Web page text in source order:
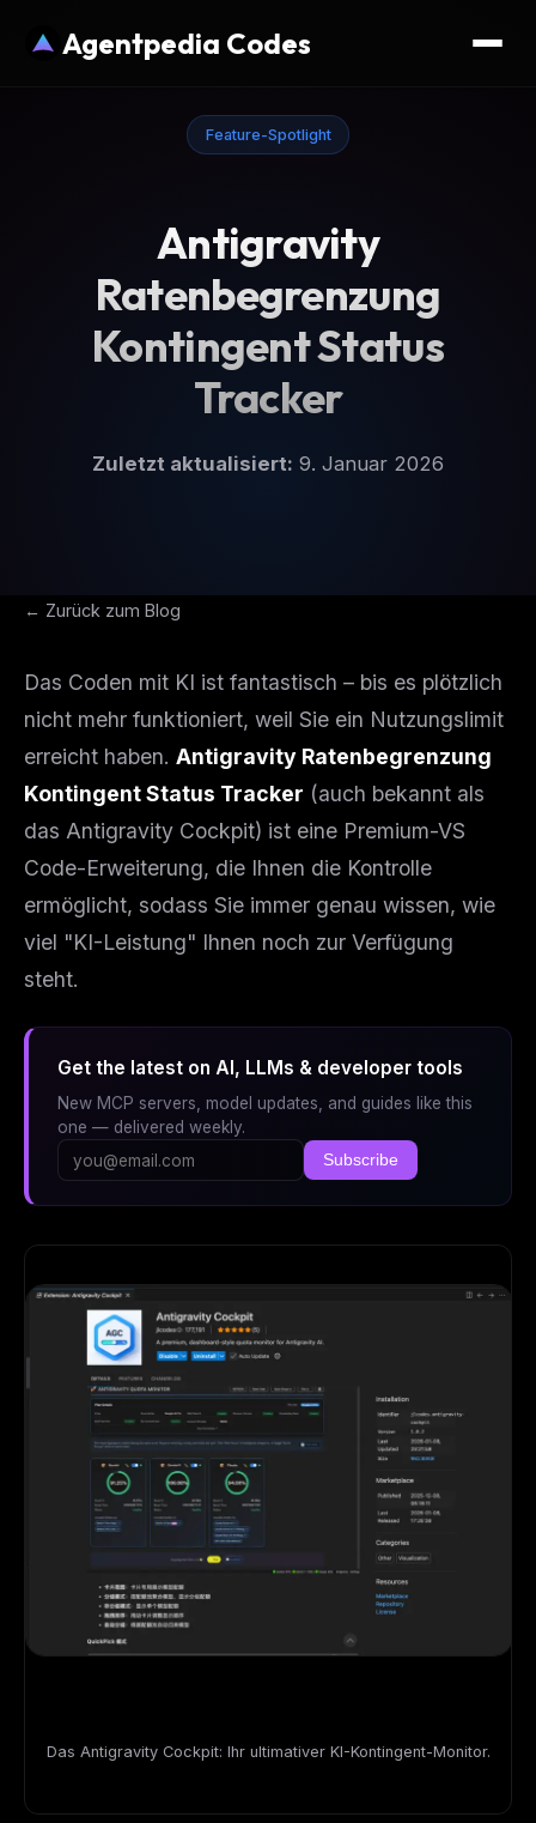
Agentpedia Codes
Feature-Spotlight
Antigravity
Ratenbegrenzung
Kontingent Status
Tracker
Zuletzt aktualisiert: 9. Januar 2026
← Zurück zum Blog
Das Coden mit KI ist fantastisch – bis es plötzlich
nicht mehr funktioniert, weil Sie ein Nutzungslimit
erreicht haben. Antigravity Ratenbegrenzung
Kontingent Status Tracker (auch bekannt als
das Antigravity Cockpit) ist eine Premium-VS
Code-Erweiterung, die Ihnen die Kontrolle
ermöglicht, sodass Sie immer genau wissen, wie
viel "KI-Leistung" Ihnen noch zur Verfügung
steht.
Get the latest on AI, LLMs & developer tools
New MCP servers, model updates, and guides like this
one — delivered weekly.
Subscribe
Das Antigravity Cockpit: Ihr ultimativer KI-Kontingent-Monitor.